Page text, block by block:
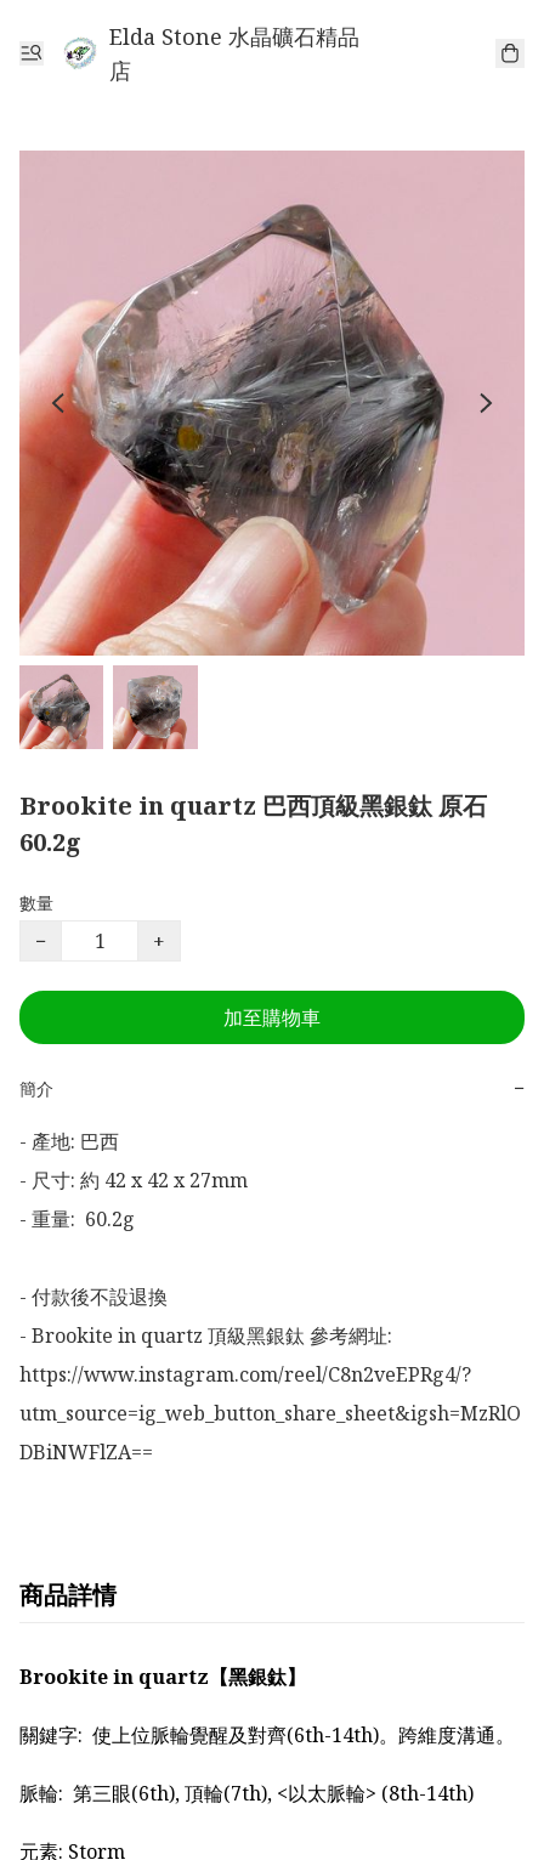
Elda Stone 水晶礦石精品
店
Brookite in quartz 巴西頂級黑銀鈦 原石
60.2g
數量
− +
加至購物車
簡介
−
- 產地: 巴西
- 尺寸: 約 42 x 42 x 27mm
- 重量:  60.2g
- 付款後不設退換
- Brookite in quartz 頂級黑銀鈦 參考網址:
https://www.instagram.com/reel/C8n2veEPRg4/?
utm_source=ig_web_button_share_sheet&igsh=MzRlO
DBiNWFlZA==
商品詳情
Brookite in quartz【黑銀鈦】
關鍵字: 使上位脈輪覺醒及對齊(6th-14th)。跨維度溝通。
脈輪: 第三眼(6th), 頂輪(7th), <以太脈輪> (8th-14th)
元素: Storm